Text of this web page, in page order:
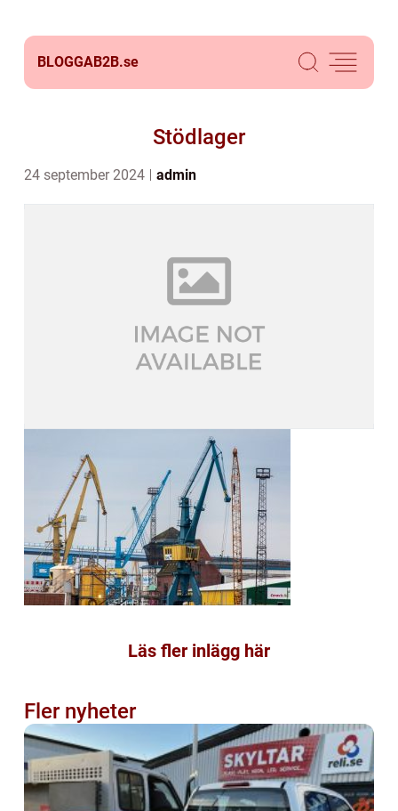
BLOGGAB2B.se
Stödlager
24 september 2024 admin
Läs fler inlägg här
Fler nyheter